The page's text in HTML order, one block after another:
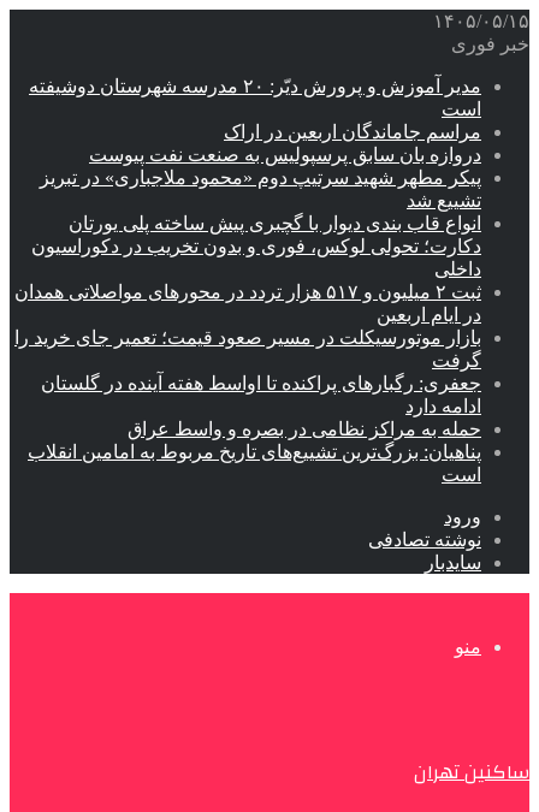
۱۴۰۵/۰۵/۱۵
خبر فوری
مدیر آموزش و پرورش دیّر: ۲۰ مدرسه شهرستان دوشیفته
است
مراسم جاماندگان اربعین در اراک
دروازه بان سابق پرسپولیس به صنعت نفت پیوست
پیکر مطهر شهید سرتیپ دوم «محمود ملاجباری» در تبریز
تشییع شد
انواع قاب بندی دیوار با گچبری پیش ساخته پلی یورتان
دکارت؛ تحولی لوکس، فوری و بدون تخریب در دکوراسیون
داخلی
ثبت ۲ میلیون و ۵۱۷ هزار تردد در محورهای مواصلاتی همدان
در ایام اربعین
بازار موتورسیکلت در مسیر صعود قیمت؛ تعمیر جای خرید را
گرفت
جعفری: رگبارهای پراکنده تا اواسط هفته آینده در گلستان
ادامه دارد
حمله به مراکز نظامی در بصره و واسط عراق
پناهیان: بزرگ‌ترین تشییع‌های تاریخ مربوط به امامین انقلاب
است
ورود
نوشته تصادفی
سایدبار
منو
ساکنین تهران